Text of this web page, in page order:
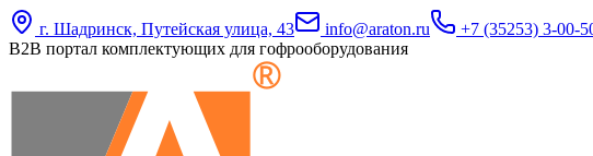
г. Шадринск, Путейская улица, 43 info@araton.ru
+7 (35253) 3-00-
B2B портал комплектующих для гофрооборудования